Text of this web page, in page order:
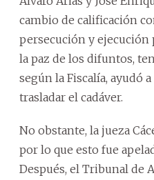
cambio de calificación
persecución y
la paz de los difuntos,
según la Fiscalía, ayudó
trasladar el cadáver.
No obstante, la jueza
por lo que esto fue
Después, el Tribunal de